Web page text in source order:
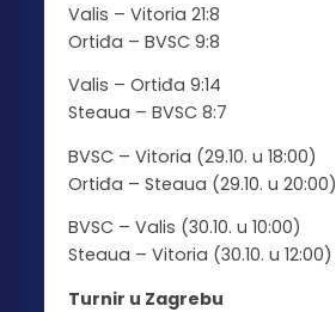
Valis – Vitoria 21:8
Ortiđa – BVSC 9:8
Valis – Ortiđa 9:14
Steaua – BVSC 8:7
BVSC – Vitoria (29.10. u 18:00)
Ortiđa – Steaua (29.10. u 20:00)
BVSC – Valis (30.10. u 10:00)
Steaua – Vitoria (30.10. u 12:00)
Turnir u Zagrebu